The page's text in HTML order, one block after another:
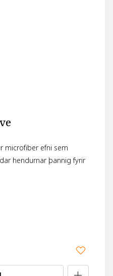
microfiber efni sem
hendurnar þannig fyrir